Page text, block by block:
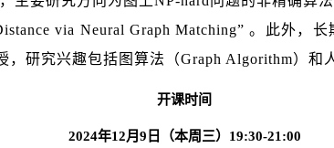
via Neural Graph Matching” 。此外，
研究兴趣包括图算法（Graph Algorithm）和
开课时间
2024年12月9 日（本周三） 19:30-21:00